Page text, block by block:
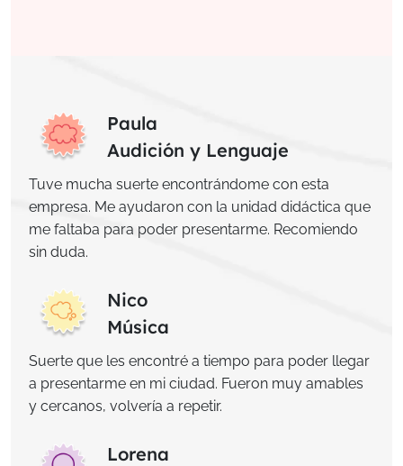
Paula
Audición y Lenguaje
Tuve mucha suerte encontrándome con esta
empresa. Me ayudaron con la unidad didáctica que
me faltaba para poder presentarme. Recomiendo
sin duda.
Nico
Música
Suerte que les encontré a tiempo para poder llegar
a presentarme en mi ciudad. Fueron muy amables
y cercanos, volvería a repetir.
Lorena